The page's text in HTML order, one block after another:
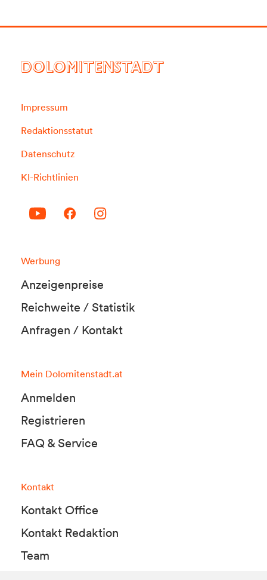
DOLOMITENSTADT
Impressum
Redaktionsstatut
Datenschutz
KI-Richtlinien
Werbung
Anzeigenpreise
Reichweite / Statistik
Anfragen / Kontakt
Mein Dolomitenstadt.at
Anmelden
Registrieren
FAQ & Service
Kontakt
Kontakt Office
Kontakt Redaktion
Team